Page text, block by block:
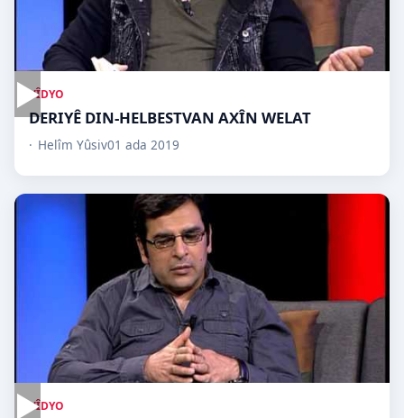
▶VÎDYO
DERIYÊ DIN-HELBESTVAN AXÎN WELAT
Helîm Yûsiv01 ada 2019
▶VÎDYO